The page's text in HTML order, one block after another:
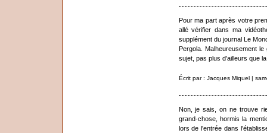
Pour ma part après votre
allé vérifier dans ma
supplément du journal Le
Pergola. Malheureusement
sujet, pas plus d'ailleurs que
Écrit par : Jacques Miquel |
Non, je sais, on ne trouve
grand-chose, hormis la
lors de l'entrée dans